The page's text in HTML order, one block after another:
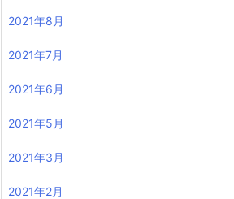
2021年8月
2021年7月
2021年6月
2021年5月
2021年3月
2021年2月